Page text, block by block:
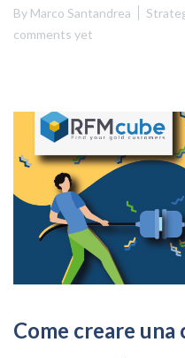
By Marco Santandrea
comments yet
Come creare una